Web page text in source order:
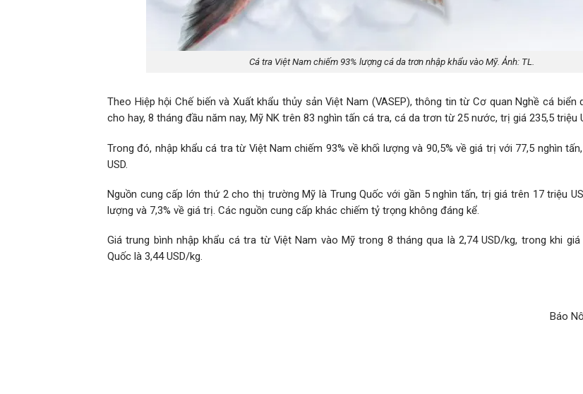
Cá tra Việt Nam chiếm 93% lượng cá da trơn nhập khẩu vào Mỹ. Ảnh: TL.
Theo Hiệp hội Chế biến và Xuất khẩu thủy sản Việt Nam (VASEP), thông tin từ Cơ quan Nghề cá biển
cho hay, 8 tháng đầu năm nay, Mỹ NK trên 83 nghìn tấn cá tra, cá da trơn từ 25 nước, trị giá 235,5 triệu
Trong đó, nhập khẩu cá tra từ Việt Nam chiếm 93% về khối lượng và 90,5% về giá trị với 77,5 nghìn
USD.
Nguồn cung cấp lớn thứ 2 cho thị trường Mỹ là Trung Quốc với gần 5 nghìn tấn, trị giá trên 17 triệu
lượng và 7,3% về giá trị. Các nguồn cung cấp khác chiếm tỷ trọng không đáng kể.
Giá trung bình nhập khẩu cá tra từ Việt Nam vào Mỹ trong 8 tháng qua là 2,74 USD/kg, trong khi
Quốc là 3,44 USD/kg.
Báo